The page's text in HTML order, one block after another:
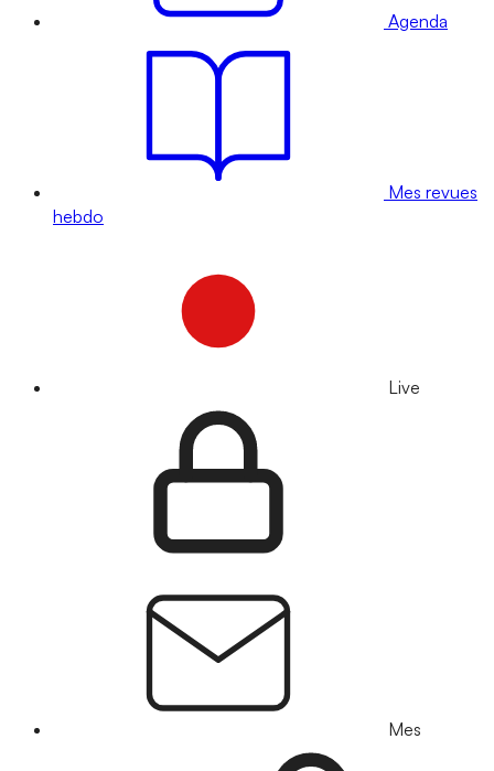
Agenda
Mes revues
hebdo
Live
Mes